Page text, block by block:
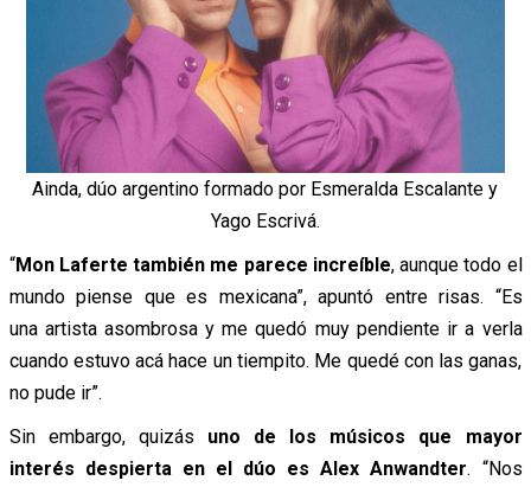
Ainda, dúo argentino formado por Esmeralda Escalante y
Yago Escrivá.
“Mon Laferte también me parece increíble, aunque todo el
mundo piense que es mexicana”, apuntó entre risas. “Es
una artista asombrosa y me quedó muy pendiente ir a verla
cuando estuvo acá hace un tiempito. Me quedé con las ganas,
no pude ir”.
Sin embargo, quizás uno de los músicos que mayor
interés despierta en el dúo es Alex Anwandter. “Nos